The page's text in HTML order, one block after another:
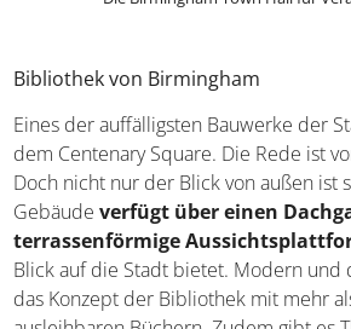
Eines der auffälligsten Bauwerke der
auf dem Centenary Square. Die Rede
Bibliothek. Doch nicht nur der Blick
sehenswert. Das Gebäudeverfügt
Dachgarten und eine
Aussichtsplattform, die einen tollen
bietet. Modern und digital gestaltet
Bibliothek mit mehr als 40.000
Zudem gibt es Theateraufführungen,